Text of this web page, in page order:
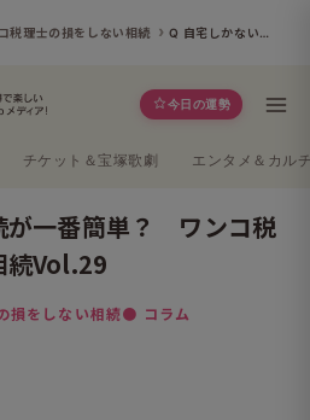
税理士の損をしない相続 Q 自宅しかない相続が一番簡単？ ワンコ税理士の損をしない相続Vol.29
今日の運勢
チケット＆宝塚歌劇 エンタメ＆カル
が一番簡単？ ワンコ税
続Vol.29
損をしない相続● コラム